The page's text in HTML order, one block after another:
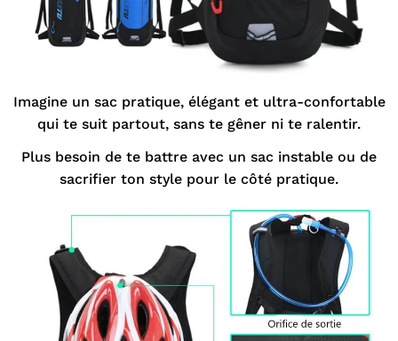
Imagine un sac pratique, élégant et ultra-confortable
qui te suit partout, sans te gêner ni te ralentir.
Plus besoin de te battre avec un sac instable ou de
sacrifier ton style pour le côté pratique.